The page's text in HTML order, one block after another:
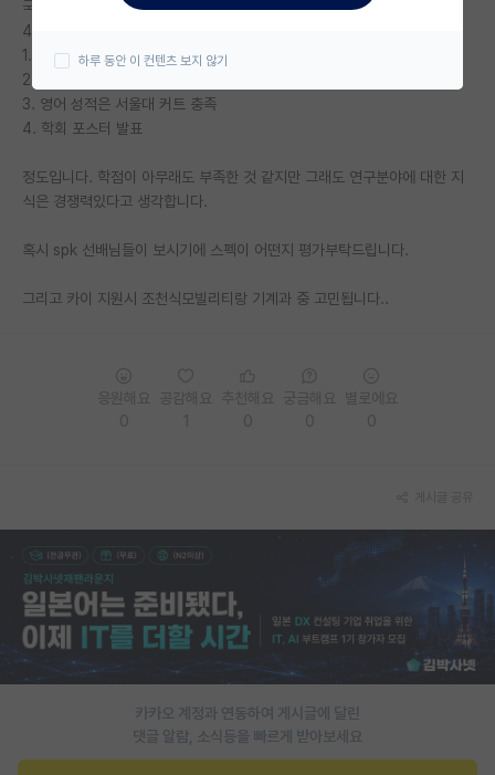
연구실(PI) 홍보 게시판
석박사 채용 정보 게시판
임용 정보 게시판
임용 후기 게시판
장학금/장학생 게시판
학술 정보 게시판
홍보 게시판
커리어
국숭세단 라인 학부 기계공학과 재학 중입니다.
4-1 마쳤고 현재 스펙은
1. 총 평점 4.2 전공평점 4.4
2. 자대 자율주행랩에서 다수의 프로젝트, 대회출전경험
3. 영어 성적은 서울대 커트 충족
4. 학회 포스터 발표
정도입니다. 학점이 아무래도 부족한 것 같지만 그래도 연구분야에 대한 지
식은 경쟁력있다고 생각합니다.
혹시 spk 선배님들이 보시기에 스펙이 어떤지 평가부탁드립니다.
그리고 카이 지원시 조천식모빌리티랑 기계과 중 고민됩니다..
카카오 계정과 연동하여 게시글에 달린
댓글 알람, 소식등을 빠르게 받아보세요
하루 동안 이 컨텐츠 보지 않기